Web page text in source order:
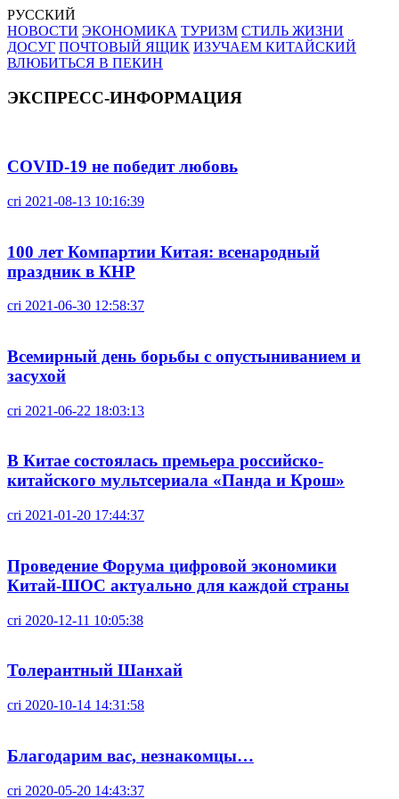
РУССКИЙ
НОВОСТИ ЭКОНОМИКА ТУРИЗМ СТИЛЬ ЖИЗНИ
ДОСУГ ПОЧТОВЫЙ ЯЩИК ИЗУЧАЕМ КИТАЙСКИЙ
ВЛЮБИТЬСЯ В ПЕКИН
ЭКСПРЕСС-ИНФОРМАЦИЯ
COVID-19 не победит любовь
cri 2021-08-13 10:16:39
100 лет Компартии Китая: всенародный
праздник в КНР
cri 2021-06-30 12:58:37
Всемирный день борьбы с опустыниванием и
засухой
cri 2021-06-22 18:03:13
В Китае состоялась премьера российско-
китайского мультсериала «Панда и Крош»
cri 2021-01-20 17:44:37
Проведение Форума цифровой экономики
Китай-ШОС актуально для каждой страны
cri 2020-12-11 10:05:38
Толерантный Шанхай
cri 2020-10-14 14:31:58
Благодарим вас, незнакомцы…
cri 2020-05-20 14:43:37